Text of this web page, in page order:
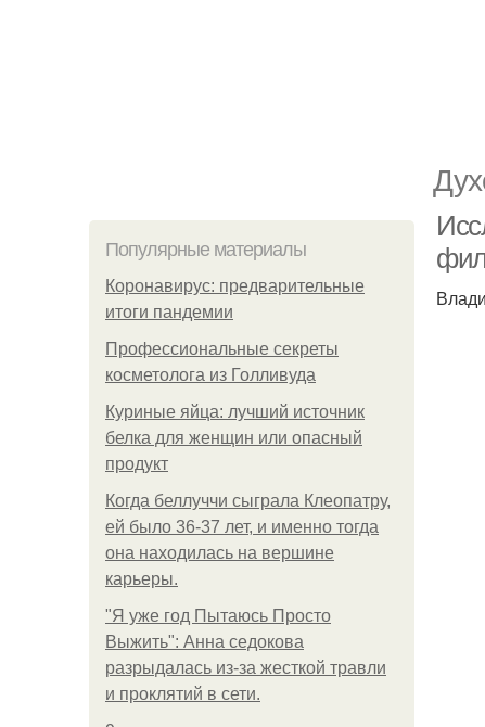
Популярные материалы
Коронавирус: предварительные
итоги пандемии
Профессиональные секреты
косметолога из Голливуда
Куриные яйца: лучший источник
белка для женщин или опасный
продукт
Когда беллуччи сыграла Клеопатру,
ей было 36-37 лет, и именно тогда
она находилась на вершине
карьеры.
"Я уже год Пытаюсь Просто
Выжить": Анна седокова
разрыдалась из-за жесткой травли
и проклятий в сети.